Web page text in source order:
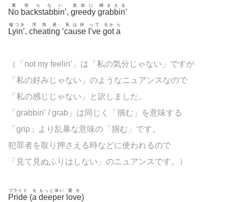
No
裏
backstabbin’
切らない
, greedy
貪欲に
grabbin’
捕まえる
Lyin’
嘘つき
, cheating
浮気者
‘cause
私は持
I’ve
って
got
るか
a
ら
（「not my feelin’」は「私の気分じゃない」ですが
「私の好みじゃない」のようなニュアンスなので
「私の感じじゃない」と訳しました。
「grabbin’ / grab」は同じく「掴む」を意味する
「grip」より乱暴な意味の「掴む」です。
犯罪者を取り押さえる時などに使われるので
「見て見ぬふりはしない」のニュアンスです。）
Pride
プライド
(a
を
deeper
もっと深い
love
愛を
)